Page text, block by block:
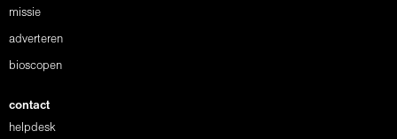
missie
adverteren
bioscopen
contact
helpdesk